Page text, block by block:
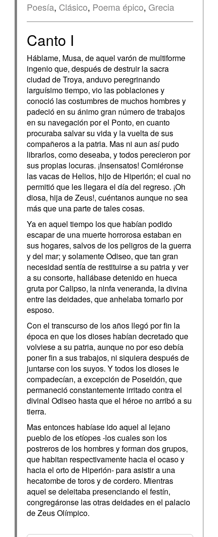
Poesía, Clásico, Poema épico, Grecia
Canto I
Háblame, Musa, de aquel varón de multiforme
ingenio que, después de destruir la sacra
ciudad de Troya, anduvo peregrinando
larguísimo tiempo, vio las poblaciones y
conoció las costumbres de muchos hombres y
padeció en su ánimo gran número de trabajos
en su navegación por el Ponto, en cuanto
procuraba salvar su vida y la vuelta de sus
compañeros a la patria. Mas ni aun así pudo
librarlos, como deseaba, y todos perecieron por
sus propias locuras. ¡Insensatos! Comiéronse
las vacas de Helios, hijo de Hiperión; el cual no
permitió que les llegara el día del regreso. ¡Oh
diosa, hija de Zeus!, cuéntanos aunque no sea
más que una parte de tales cosas.
Ya en aquel tiempo los que habían podido
escapar de una muerte horrorosa estaban en
sus hogares, salvos de los peligros de la guerra
y del mar; y solamente Odiseo, que tan gran
necesidad sentía de restituirse a su patria y ver
a su consorte, hallábase detenido en hueca
gruta por Calipso, la ninfa veneranda, la divina
entre las deidades, que anhelaba tomarlo por
esposo.
Con el transcurso de los años llegó por fin la
época en que los dioses habían decretado que
volviese a su patria, aunque no por eso debía
poner fin a sus trabajos, ni siquiera después de
juntarse con los suyos. Y todos los dioses le
compadecían, a excepción de Poseidón, que
permaneció constantemente irritado contra el
divinal Odiseo hasta que el héroe no arribó a su
tierra.
Mas entonces habíase ido aquel al lejano
pueblo de los etíopes -los cuales son los
postreros de los hombres y forman dos grupos,
que habitan respectivamente hacia el ocaso y
hacia el orto de Hiperión- para asistir a una
hecatombe de toros y de cordero. Mientras
aquel se deleitaba presenciando el festín,
congregáronse las otras deidades en el palacio
de Zeus Olímpico.